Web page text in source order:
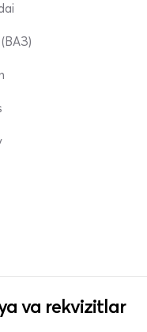
va rekvizitlar